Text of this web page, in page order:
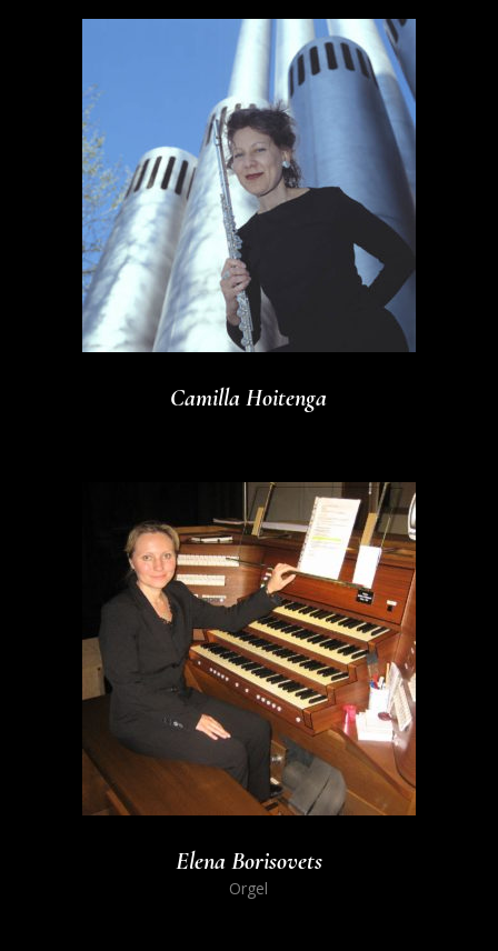
Camilla Hoitenga
Elena Borisovets
Orgel